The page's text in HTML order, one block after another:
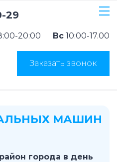
29
20:00 Вс 10:00-17.00
Заказать звонок
МАШИН
города в день